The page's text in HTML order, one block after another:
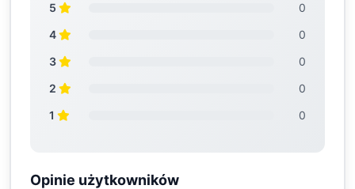
5
0
4
0
3
0
2
0
1
0
Opinie użytkowników